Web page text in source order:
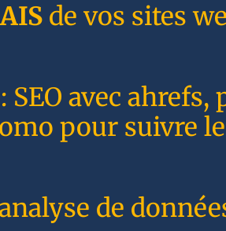
de vos sites
avec ahrefs,
pour suivre
de